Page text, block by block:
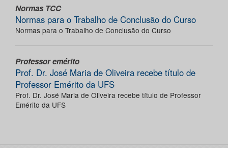
Normas TCC
Normas para o Trabalho de Conclusão do Curso
Normas para o Trabalho de Conclusão do Curso
Professor emérito
Prof. Dr. José Maria de Oliveira recebe título de
Professor Emérito da UFS
Prof. Dr. José Maria de Oliveira recebe título de Professor
Emérito da UFS